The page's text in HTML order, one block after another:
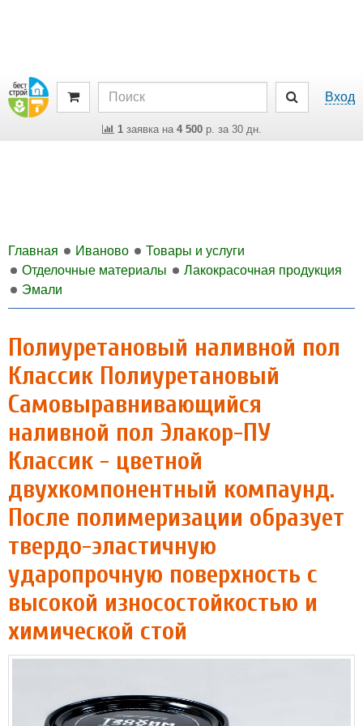
Вход
1заявка на 4 500р. за 30 дн.
Главная Иваново
Товары и услуги
Отделочные материалы
Лакокрасочная продукция
Эмали
Полиуретановый наливной пол
Классик Полиуретановый
Самовыравнивающийся
наливной пол Элакор-ПУ
Классик - цветной
двухкомпонентный компаунд.
После полимеризации образует
твердо-эластичную
ударопрочную поверхность с
высокой износостойкостью и
химической стой